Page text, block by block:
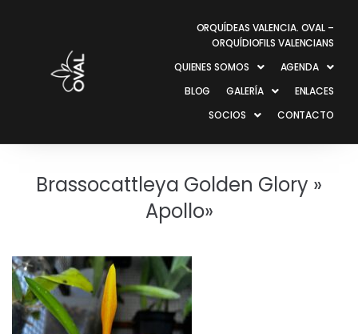
ORQUÍDEAS VALENCIA. OVAL –
ORQUÍDIOFILS VALENCIANS
QUIENES SOMOS
AGENDA
BLOG
GALERÍA
ENLACES
SOCIOS
CONTACTO
Brassocattleya Golden Glory »
Apollo»